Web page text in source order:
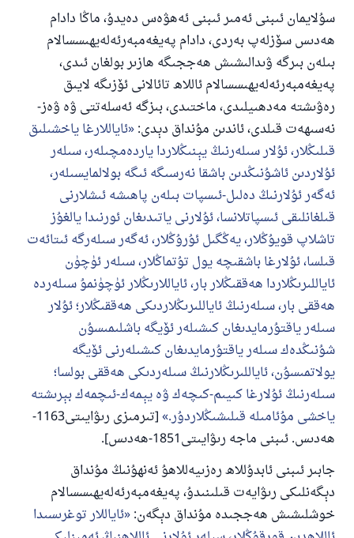
سۇلايمان ئىبنى ئەمىر ئىبنى ئەھۋەس دەيدۇ، ماڭا دادام
ھەدىس سۆزلەپ بەردى، دادام پەيغەمبەرئەلەيھىسسالام
بىلەن بىرگە ۋىدالىشىش ھەججىگە ھازىر بولغان ئىدى،
پەيغەمبەرئەلەيھىسسالام ئاللاھ تائالانى ئۆزىگە لايىق
رەۋىشتە مەدھىيلىدى، ماختىدى، بىزگە ئەسلەتتى ۋە ۋەز-
نەسىھەت قىلدى، ئاندىن مۇنداق دېدى: ئاياللارغا ياخشىلىق
قىلىڭلار، ئۇلار سىلەرنىڭ يېنىڭلاردا ياردەمچىلەر، سىلەر
ئۇلاردىن ئاشۇنىڭدىن باشقا نەرسىگە ئىگە بولالمايسىلەر،
ئەگەر ئۇلارنىڭ دەلىل-ئىسپات بىلەن پاھىشە ئىشلارنى
قىلغانلىقى ئىسپاتلانسا، ئۇلارنى ياتىدىغان ئورنىدا يالغۇز
تاشلاپ قويۇڭلار، يەڭگىل ئۇرۇڭلار، ئەگەر سىلەرگە ئىتائەت
قىلسا، ئۇلارغا باشقىچە يول تۇتماڭلار، سىلەر ئۈچۈن
ئاياللىرىڭلاردا ھەققىڭلار بار، ئاياللارىڭلار ئۈچۈنمۇ سىلەردە
ھەققى بار، سىلەرنىڭ ئاياللىرىڭلاردىكى ھەققىڭلار؛ ئۇلار
سىلەر ياقتۇرمايدىغان كىشىلەر ئۆيگە باشلىمىسۇن
شۇنىڭدەك سىلەر ياقتۇرمايدىغان كىشىلەرنى ئۆيگە
يولاتمىسۇن، ئاياللىرىڭلارنىڭ سىلەردىكى ھەققى بولسا؛
سىلەرنىڭ ئۇلارغا كىيىم-كىچەك ۋە يېمەك-ئىچمەك بېرىشتە
ياخشى مۇئامىلە قىلىشىڭلاردۇر.
[تىرمىزى رىۋايىتى1163-
ھەدىس. ئىبنى ماجە رىۋايىتى1851-ھەدىس].
جابىر ئىبنى ئابدۇللاھ رەزىيەللاھۇ ئەنھۇنىڭ مۇنداق
دېگەنلىكى رىۋايەت قىلىنىدۇ، پەيغەمبەرئەلەيھىسسالام
خوشلىشىش ھەججىدە مۇنداق دېگەن: ئاياللار توغرىسىدا